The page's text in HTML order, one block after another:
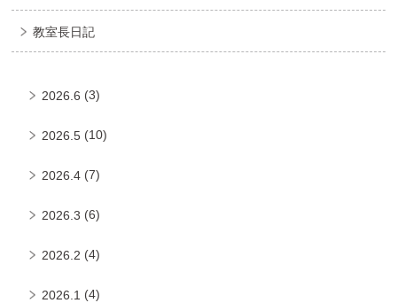
教室長日記
2026.6 (3)
2026.5 (10)
2026.4 (7)
2026.3 (6)
2026.2 (4)
2026.1 (4)